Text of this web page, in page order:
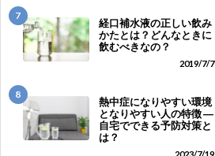
7
経口補水液の正しい飲み
かたとは？どんなときに
飲むべきなの？
2019/7/7
8
熱中症になりやすい環境
となりやすい人の特徴 ―
自宅でできる予防対策と
は？
2023/7/19